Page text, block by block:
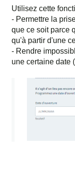
Utilisez cette
- Permettre la
que ce soit parce
qu'à partir d'une
- Rendre
une certaine date